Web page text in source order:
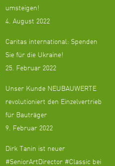
umsteigen!
4. August 2022
Caritas international: Spenden
Sie für die Ukraine!
25. Februar 2022
Unser Kunde NEUBAUWERTE
revolutioniert den Einzelvertrieb
für Bauträger
9. Februar 2022
Dirk Tanin ist neuer
#SeniorArtDirector #Classic bei